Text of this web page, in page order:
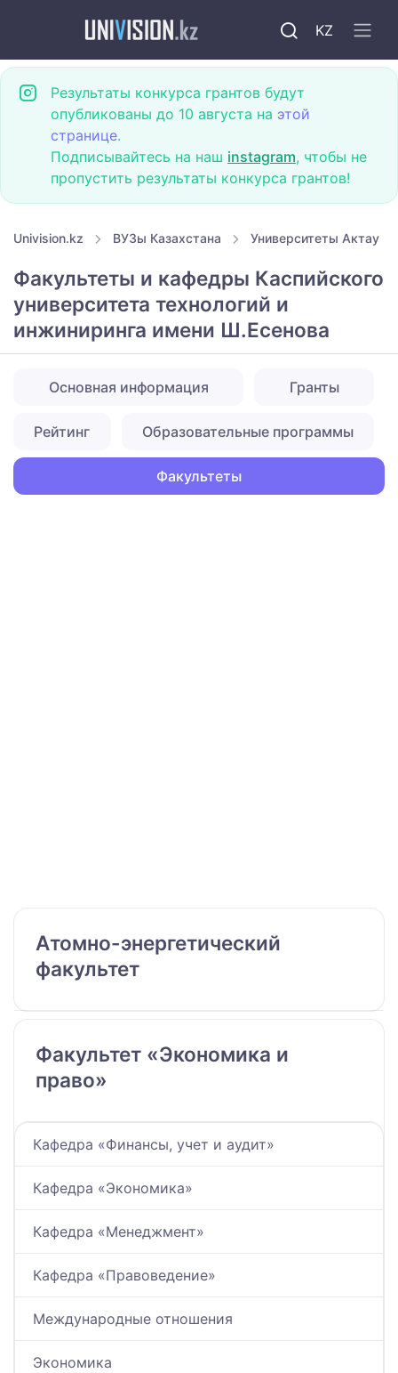
KZ
Результаты конкурса грантов будут
опубликованы до 10 августа на этой
странице.
Подписывайтесь на наш instagram, чтобы не
пропустить результаты конкурса грантов!
Univision.kz ВУЗы Казахстана Университеты Актау
Факультеты и кафедры Каспийского
университета технологий и
инжиниринга имени Ш.Есенова
Основная информация Гранты
Рейтинг Образовательные программы
Факультеты
Атомно-энергетический
факультет
Факультет «Экономика и
право»
Кафедра «Финансы, учет и аудит»
Кафедра «Экономика»
Кафедра «Менеджмент»
Кафедра «Правоведение»
Международные отношения
Экономика